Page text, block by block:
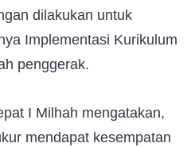
dilakukan untuk
Implementasi Kurikulum
penggerak.
I Milhah mengatakan,
mendapat kesempatan